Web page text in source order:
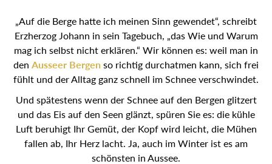
„Auf die Berge hatte ich meinen Sinn gewendet“, schreibt
Erzherzog Johann in sein Tagebuch, „das Wie und Warum
mag ich selbst nicht erklären.“ Wir können es: weil man in
den Ausseer Bergen so richtig durchatmen kann, sich frei
fühlt und der Alltag ganz schnell im Schnee verschwindet.
Und spätestens wenn der Schnee auf den Bergen glitzert
und das Eis auf den Seen glänzt, spüren Sie es: die kühle
Luft beruhigt Ihr Gemüt, der Kopf wird leicht, die Mühen
fallen ab, Ihr Herz lacht. Ja, auch im Winter ist es am
schönsten in Aussee.